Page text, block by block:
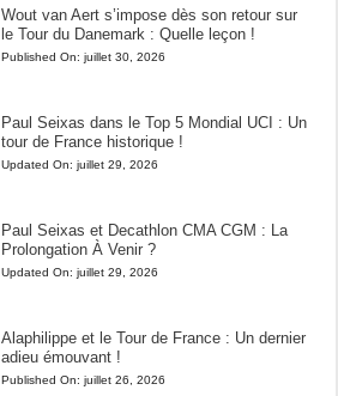
Wout van Aert s’impose dès son retour sur
le Tour du Danemark : Quelle leçon !
Published On: juillet 30, 2026
Paul Seixas dans le Top 5 Mondial UCI : Un
tour de France historique !
Updated On: juillet 29, 2026
Paul Seixas et Decathlon CMA CGM : La
Prolongation À Venir ?
Updated On: juillet 29, 2026
Alaphilippe et le Tour de France : Un dernier
adieu émouvant !
Published On: juillet 26, 2026